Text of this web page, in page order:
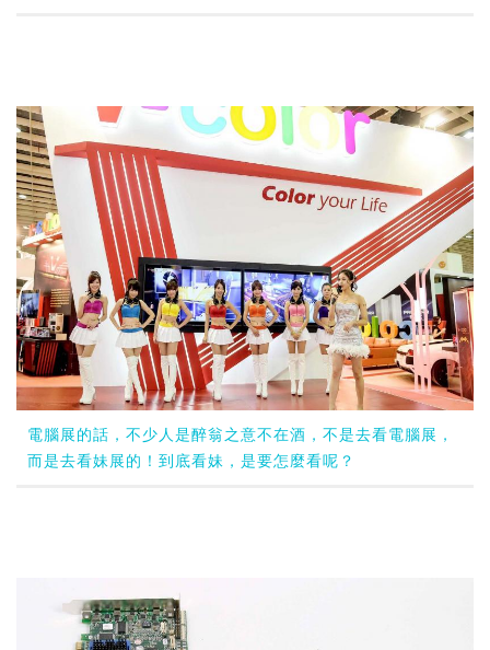
電腦展的話，不少人是醉翁之意不在酒，不是去看電腦展，
而是去看妹展的！到底看妹，是要怎麼看呢？